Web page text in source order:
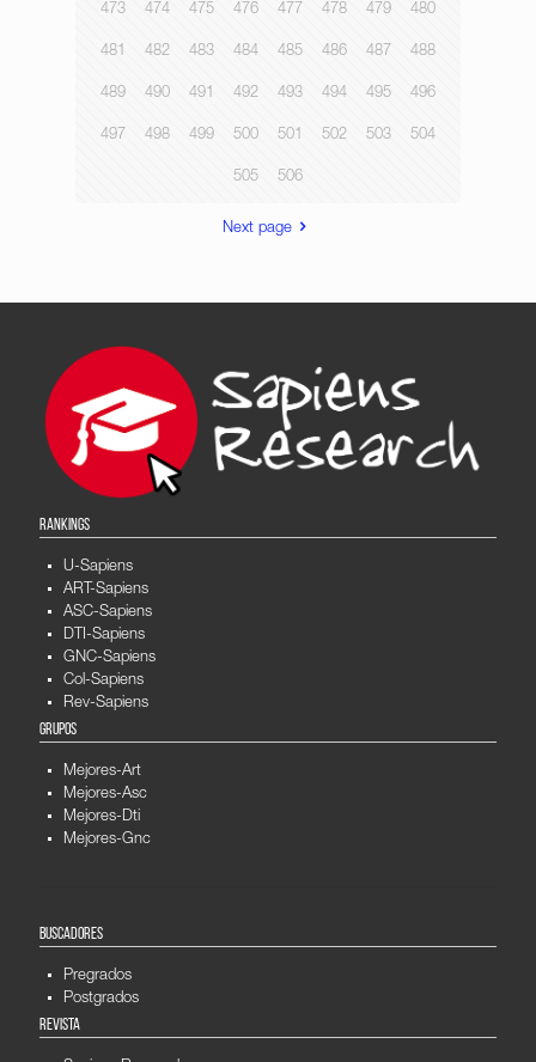
473 474 475 476 477 478 479 480
481 482 483 484 485 486 487 488
489 490 491 492 493 494 495 496
497 498 499 500 501 502 503 504
505 506
Next page
RANKINGS
U-Sapiens
ART-Sapiens
ASC-Sapiens
DTI-Sapiens
GNC-Sapiens
Col-Sapiens
Rev-Sapiens
GRUPOS
Mejores-Art
Mejores-Asc
Mejores-Dti
Mejores-Gnc
BUSCADORES
Pregrados
Postgrados
REVISTA